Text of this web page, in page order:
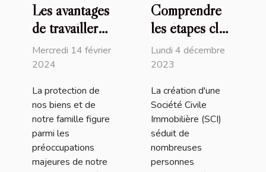
Les avantages
de travailler
avec un
courtier
local pour la
protection de
vos biens et de
votre famille
Mercredi 14 février
2024
La protection de
nos biens et de
notre famille figure
parmi les
préoccupations
majeures de notre
Comprendre
les étapes clés
et la
réglementation
pour créer une
SCI en France
Lundi 4 décembre
2023
La création d'une
Société Civile
Immobilière (SCI)
séduit de
nombreuses
personnes